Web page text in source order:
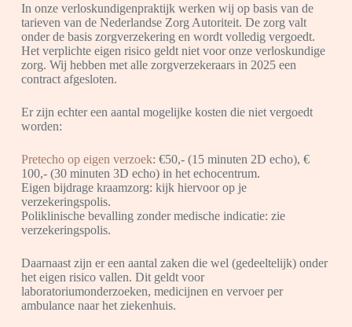
In onze verloskundigenpraktijk werken wij op basis van de
tarieven van de Nederlandse Zorg Autoriteit. De zorg valt
onder de basis zorgverzekering en wordt volledig vergoedt.
Het verplichte eigen risico geldt niet voor onze verloskundige
zorg. Wij hebben met alle zorgverzekeraars in 2025 een
contract afgesloten.
Er zijn echter een aantal mogelijke kosten die niet vergoedt
worden:
Pretecho op eigen verzoek: €50,- (15 minuten 2D echo), €
100,- (30 minuten 3D echo) in het echocentrum.
Eigen bijdrage kraamzorg: kijk hiervoor op je
verzekeringspolis.
Poliklinische bevalling zonder medische indicatie: zie
verzekeringspolis.
Daarnaast zijn er een aantal zaken die wel (gedeeltelijk) onder
het eigen risico vallen. Dit geldt voor
laboratoriumonderzoeken, medicijnen en vervoer per
ambulance naar het ziekenhuis.